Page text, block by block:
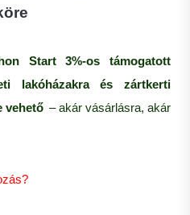
Start 3%-os támogatott
lakóházakra és zártkerti
vehető – akár vásárlásra, akár